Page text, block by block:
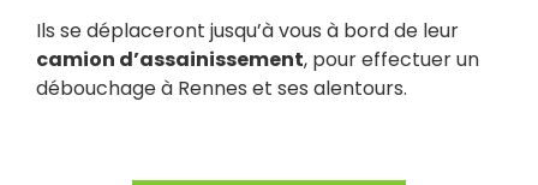
Ils se déplaceront jusqu’à vous à bord de leur
camion d’assainissement, pour effectuer un
débouchage à Rennes et ses alentours.